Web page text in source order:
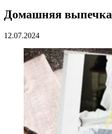
Домашняя выпечка
12.07.2024